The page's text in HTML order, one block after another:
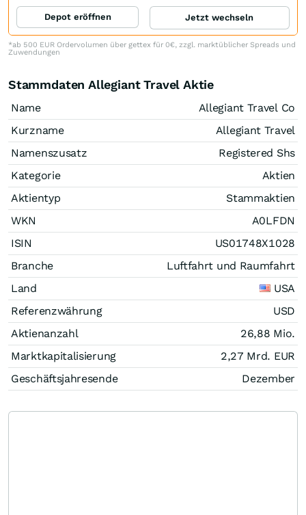
Depot eröffnen Jetzt wechseln
*ab 500 EUR Ordervolumen über gettex für 0€, zzgl. marktüblicher Spreads und
Zuwendungen
Stammdaten Allegiant Travel Aktie
Name
Allegiant Travel Co
Kurzname
Allegiant Travel
Namenszusatz
Registered Shs
Kategorie
Aktien
Aktientyp
Stammaktien
WKN
A0LFDN
ISIN
US01748X1028
Branche
Luftfahrt und Raumfahrt
Land
USA
Referenzwährung
USD
Aktienanzahl
26,88 Mio.
Marktkapitalisierung
2,27 Mrd. EUR
Geschäftsjahresende
Dezember